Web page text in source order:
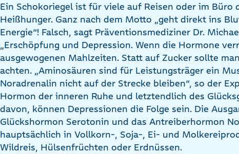
Ein Schokoriegel ist für viele auf Reisen oder im Büro
Heißhunger. Ganz nach dem Motto „geht direkt ins
Energie“! Falsch, sagt Präventionsmediziner Dr.
„Erschöpfung und Depression. Wenn die Hormone
ausgewogenen Mahlzeiten. Statt auf Zucker sollte
achten. „Aminosäuren sind für Leistungsträger ein
Noradrenalin nicht auf der Strecke bleiben“, so der
Hormon der inneren Ruhe und letztendlich des
davon, können Depressionen die Folge sein. Die
Glückshormon Serotonin und das Antreiberhormon
hauptsächlich in Vollkorn-, Soja-, Ei- und
Wildreis, Hülsenfrüchten oder Erdnüssen.